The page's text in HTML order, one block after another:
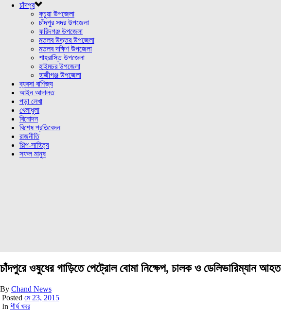
চাঁদপুর
কচুয়া উপজেলা
চাঁদপুর সদর উপজেলা
ফরিদগঞ্জ উপজেলা
মতলব উত্তর উপজেলা
মতলব দক্ষিণ উপজেলা
শাহরাস্তি উপজেলা
হাইমচর উপজেলা
হাজীগঞ্জ উপজেলা
ব্যবসা বাণিজ্য
আইন আদালত
পড়া লেখা
খেলাধুলা
বিনোদন
বিশেষ প্রতিবেদন
রাজনীতি
শিল্প-সাহিত্য
সফল মানুষ
চাঁদপুরে ওষুধের গাড়িতে পেট্রোল বোমা নিক্ষেপ, চালক ও ডেলিভারিম্যান আহত
By Chand News
Posted মে 23, 2015
In শীর্ষ খবর